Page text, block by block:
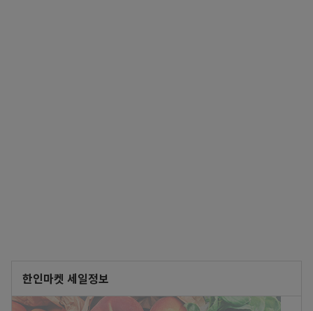
한인마켓 세일정보